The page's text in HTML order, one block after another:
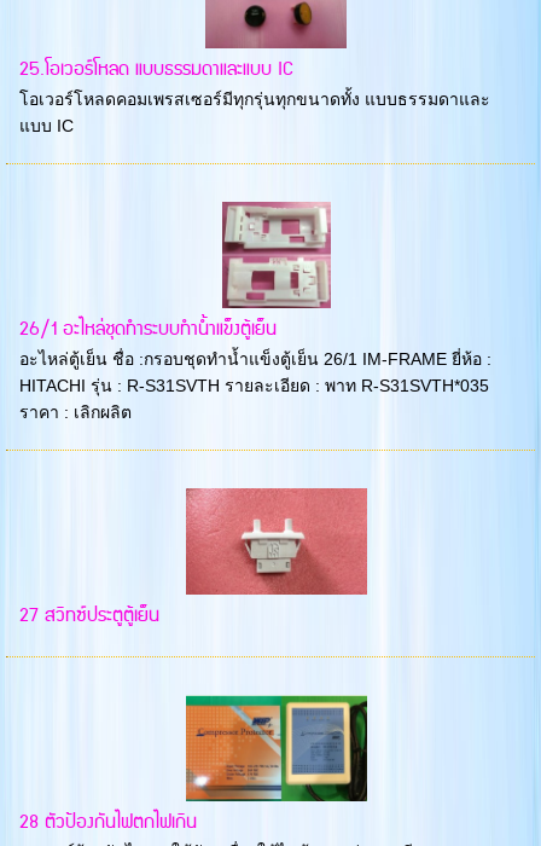
25.โอเวอร์โหลด แบบธรรมดาและแบบ IC
โอเวอร์โหลดคอมเพรสเซอร์มีทุกรุ่นทุกขนาดทั้ง แบบธรรมดาและ
แบบ IC
26/1 อะไหล่ชุดทำระบบทำน้ำแข็งตู้เย็น
อะไหล่ตู้เย็น ชื่อ :กรอบชุดทำน้ำแข็งตู้เย็น 26/1 IM-FRAME ยี่ห้อ :
HITACHI รุ่น : R-S31SVTH รายละเอียด : พาท R-S31SVTH*035
ราคา : เลิกผลิต
27 สวิทซ์ประตูตู้เย็น
28 ตัวป้องกันไฟตกไฟเกิน